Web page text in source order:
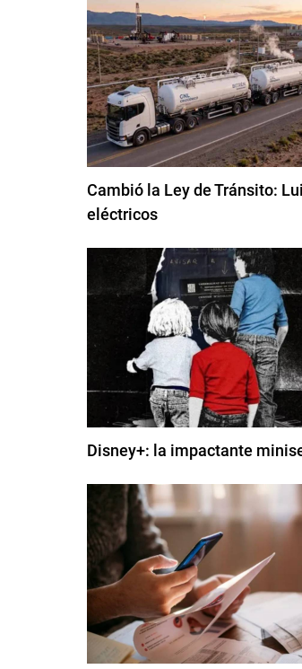
Cambió la Ley de Tránsito:
eléctricos
Disney+: la impactante